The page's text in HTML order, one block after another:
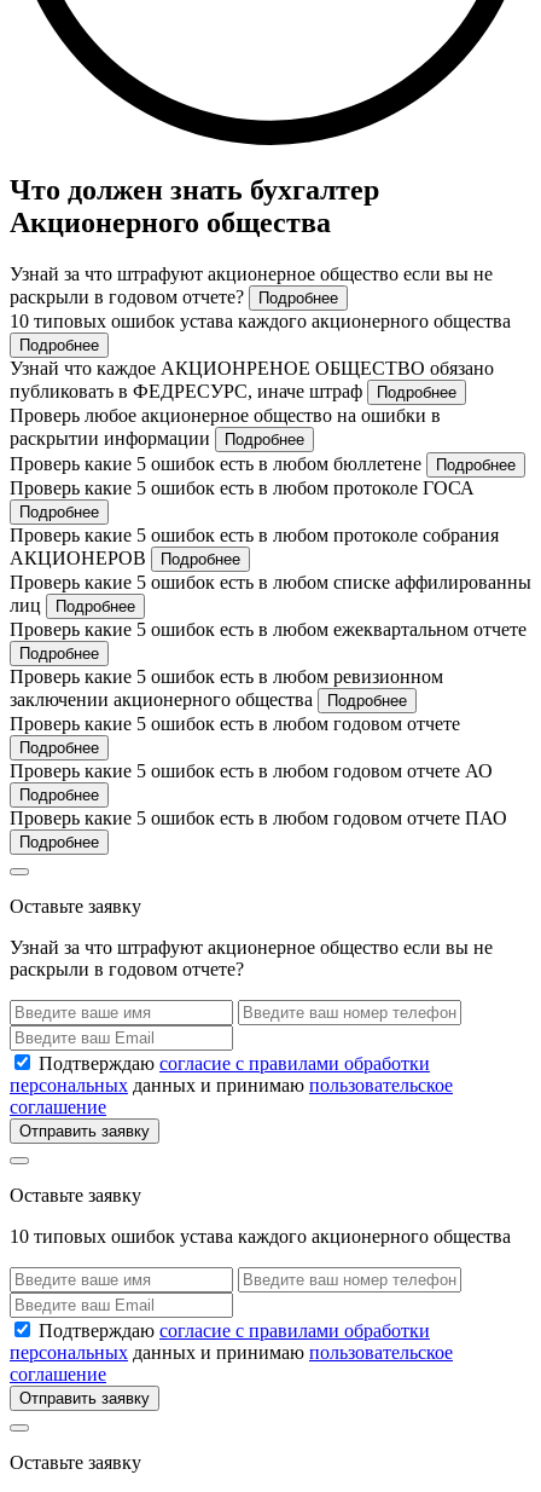
Что должен знать бухгалтер
Акционерного общества
Узнай за что штрафуют акционерное общество если вы не
раскрыли в годовом отчете?
Подробнее
10 типовых ошибок устава каждого акционерного общества
Подробнее
Узнай что каждое АКЦИОНРЕНОЕ ОБЩЕСТВО обязано
публиковать в ФЕДРЕСУРС, иначе штраф
Подробнее
Проверь любое акционерное общество на ошибки в
раскрытии информации
Подробнее
Проверь какие 5 ошибок есть в любом бюллетене Подробнее
Проверь какие 5 ошибок есть в любом протоколе ГОСА
Подробнее
Проверь какие 5 ошибок есть в любом протоколе собрания
АКЦИОНЕРОВ
Подробнее
Проверь какие 5 ошибок есть в любом списке аффилированны
лиц
Подробнее
Проверь какие 5 ошибок есть в любом ежеквартальном отчете
Подробнее
Проверь какие 5 ошибок есть в любом ревизионном
заключении акционерного общества
Подробнее
Проверь какие 5 ошибок есть в любом годовом отчете
Подробнее
Проверь какие 5 ошибок есть в любом годовом отчете АО
Подробнее
Проверь какие 5 ошибок есть в любом годовом отчете ПАО
Подробнее
Оставьте заявку
Узнай за что штрафуют акционерное общество если вы не
раскрыли в годовом отчете?
Подтверждаю согласие с правилами обработки
персональных данных и принимаю пользовательское
соглашение
Отправить заявку
Оставьте заявку
10 типовых ошибок устава каждого акционерного общества
Подтверждаю согласие с правилами обработки
персональных данных и принимаю пользовательское
соглашение
Отправить заявку
Оставьте заявку